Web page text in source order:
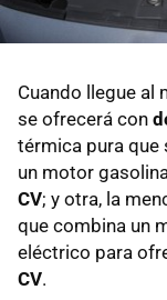
Cuando llegue al
se ofrecerá con
térmica pura que
un motor
CV; y otra, la
que combina un
eléctrico para
CV.